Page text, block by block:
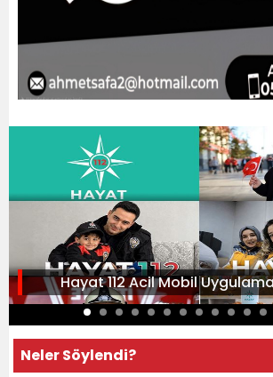
Hayat 112 Acil Mobil
Neler Söylendi?